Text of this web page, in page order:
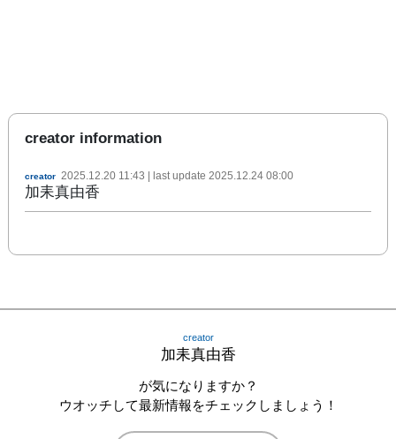
creator information
creator 2025.12.20 11:43 | last update 2025.12.24 08:00
加耒真由香
creator
加耒真由香
が気になりますか？
ウオッチして最新情報をチェックしましょう！